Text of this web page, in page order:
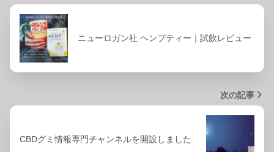
ニューロガン社 ヘンプティー｜試飲レビュー
次の記事
CBDグミ情報専門チャンネルを開設しました